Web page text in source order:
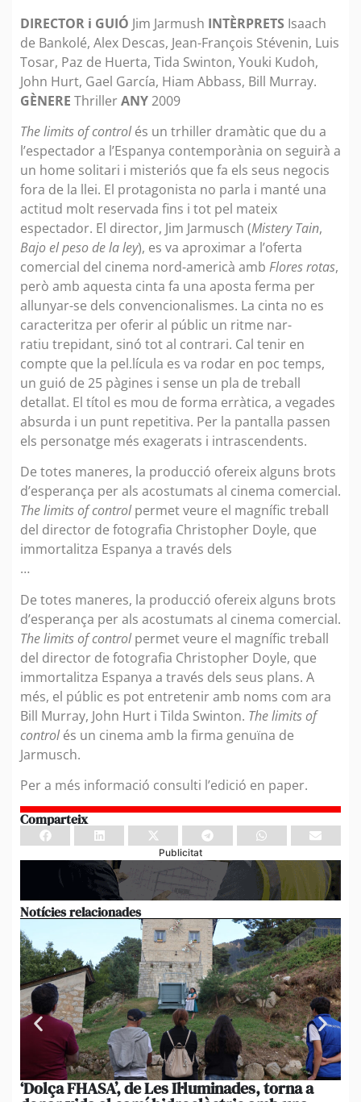
DIRECTOR i GUIÓ Jim Jarmush INTÈRPRETS Isaach
de Bankolé, Alex Descas, Jean-François Stévenin, Luis
Tosar, Paz de Huerta, Tida Swinton, Youki Kudoh,
John Hurt, Gael García, Hiam Abbass, Bill Murray.
GÈNERE ThrillerANY2009
The limits of controlés un trhiller dramàtic que du a
l’espectador a l’Espanya contemporània on seguirà a
un home solitari i misteriós que fa els seus negocis
fora de la llei. El protagonista no parla i manté una
actitud molt reservada fins i tot pel mateix
espectador. El director, Jim Jarmusch (Mistery Tain,
Bajo el peso de la ley), es va aproximar a l’oferta
comercial del cinema nord-americà amb Flores rotas,
però amb aquesta cinta fa una aposta ferma per
allunyar-se dels convencionalismes. La cinta no es
caracteritza per oferir al públic un ritme nar-
ratiu trepidant, sinó tot al contrari. Cal tenir en
compte que la pel.lícula es va rodar en poc temps,
un guió de 25 pàgines i sense un pla de treball
detallat. El títol es mou de forma erràtica, a vegades
absurda i un punt repetitiva. Per la pantalla passen
els personatge més exagerats i intrascendents.
De totes maneres, la producció ofereix alguns brots
d’esperança per als acostumats al cinema comercial.
The limits of controlpermet veure el magnífic treball
del director de fotografia Christopher Doyle, que
immortalitza Espanya a través dels
…
De totes maneres, la producció ofereix alguns brots
d’esperança per als acostumats al cinema comercial.
The limits of controlpermet veure el magnífic treball
del director de fotografia Christopher Doyle, que
immortalitza Espanya a través dels seus plans. A
més, el públic es pot entretenir amb noms com ara
Bill Murray, John Hurt i Tilda Swinton. The limits of
controlés un cinema amb la firma genuïna de
Jarmusch.
Per a més informació consulti l’edició en paper.
Comparteix
Publicitat
Notícies relacionades
‘Dolça FHASA’, de Les Il·luminades, torna a